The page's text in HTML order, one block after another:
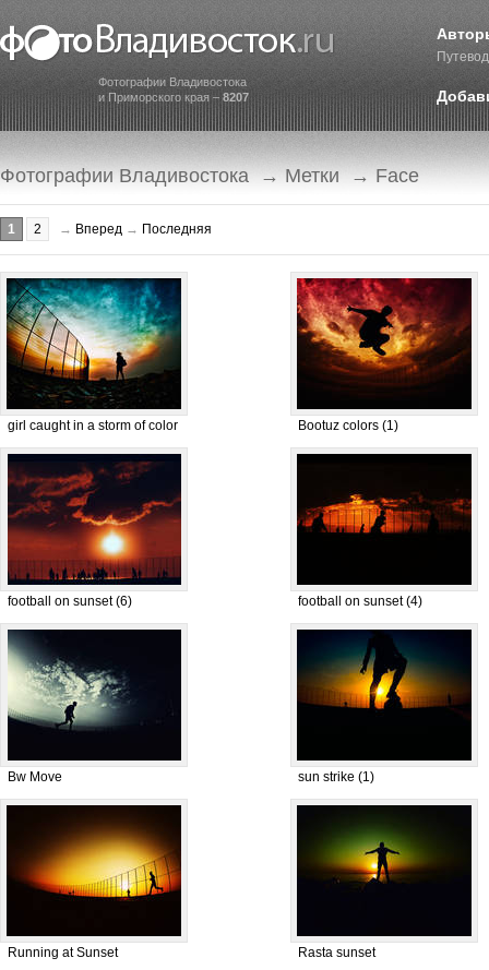
Фотографии Владивостока
и Приморского края – 8207
Фотографии Владивостока → Метки → Face
1 2 → Вперед → Последняя
girl caught in a storm of color Bootuz colors (1)
football on sunset (6) football on sunset (4)
Bw Move sun strike (1)
Running at Sunset Rasta sunset